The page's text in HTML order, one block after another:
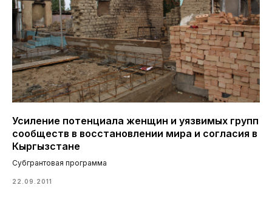
Усиление потенциала женщин и уязвимых групп
сообществ в восстановлении мира и согласия в
Кыргызстане
Субгрантовая программа
22.09.2011